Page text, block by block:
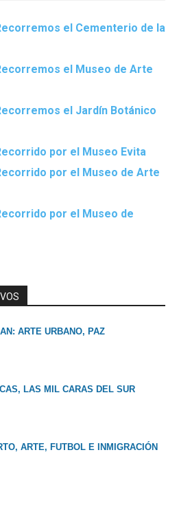
el Cementerio de la
el Museo de Arte
el Jardín Botánico
por el Museo Evita
por el Museo de Arte
por el Museo de
ARTE URBANO, PAZ
LAS MIL CARAS DEL SUR
ARTE, FUTBOL E INMIGRACIÓN